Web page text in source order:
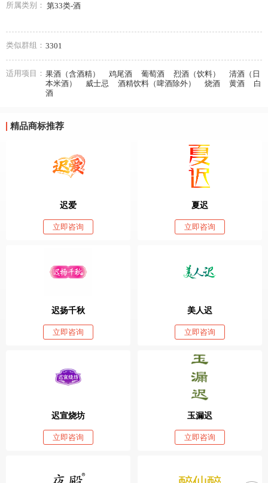
所属类别： 第33类-酒
类似群组： 3301
适用项目： 果酒（含酒精） 鸡尾酒 葡萄酒 烈酒（饮料）
清酒（日
本米酒）
威士忌 酒精饮料（啤酒除外） 烧酒 黄酒
白
酒
精品商标推荐
迟爱
立即咨询
夏迟
立即咨询
迟扬千秋
立即咨询
美人迟
立即咨询
迟宣烧坊
立即咨询
玉漏迟
立即咨询